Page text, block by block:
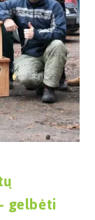
gelbėti